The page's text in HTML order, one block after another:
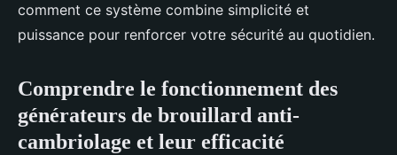
comment ce système combine simplicité et
puissance pour renforcer votre sécurité au quotidien.
Comprendre le fonctionnement des
générateurs de brouillard anti-
cambriolage et leur efficacité